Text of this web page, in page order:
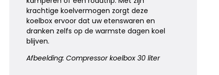
krachtige koelvermogen zorgt deze
koelbox ervoor dat uw etenswaren en
dranken zelfs op de warmste dagen koel
blijven.
Afbeelding: Compressor koelbox 30 liter